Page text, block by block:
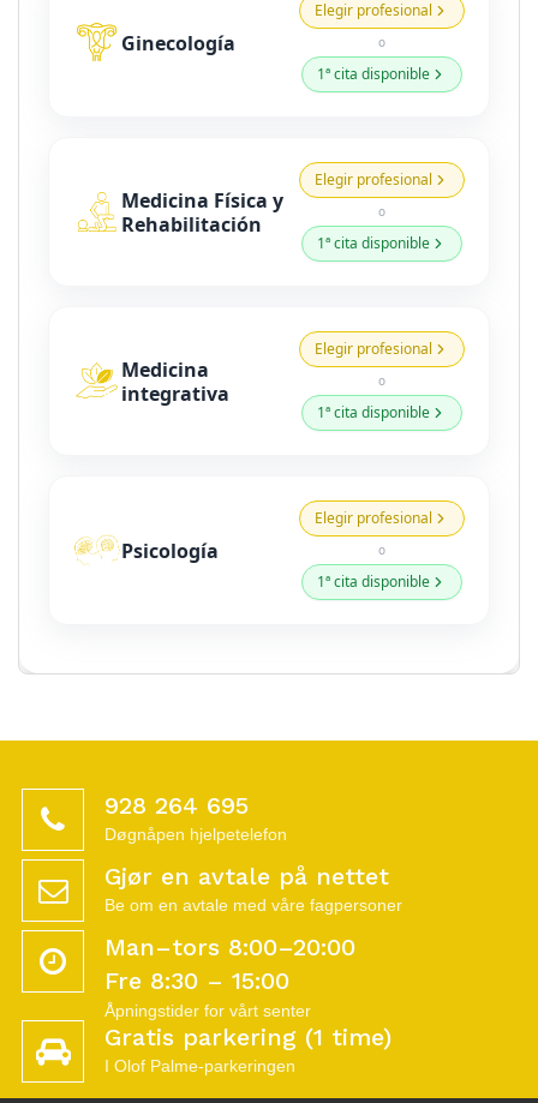
928 264 695
Døgnåpen hjelpetelefon
Gjør en avtale på nettet
Be om en avtale med våre fagpersoner
Man–tors 8:00–20:00
Fre 8:30 – 15:00
Åpningstider for vårt senter
Gratis parkering (1 time)
I Olof Palme-parkeringen